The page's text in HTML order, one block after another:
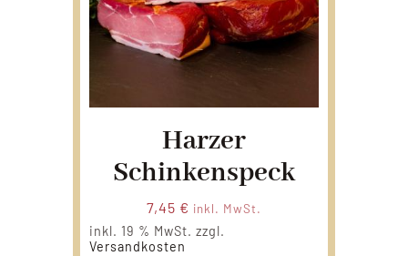
Harzer
Schinkenspeck
7,45 € inkl. MwSt.
inkl. 19 % MwSt. zzgl.
Versandkosten